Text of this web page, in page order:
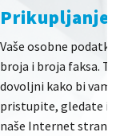
Prikupljanje i
Vaše osobne podatke
broja i broja faksa.
dovoljni kako bi vam
pristupite, gledate i
naše Internet stranice